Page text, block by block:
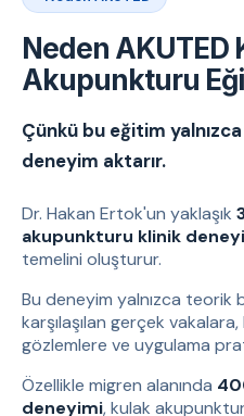
Neden AKUTED
Akupunkturu
Çünkü bu eğitim
deneyim aktarır.
Dr. Hakan Ertok'un yaklaşık
akupunkturu klinik
temelini oluşturur.
Bu deneyim yalnızca teorik
karşılaşılan gerçek
gözlemlere ve uygulama
Özellikle migren alanında
deneyimi, kulak